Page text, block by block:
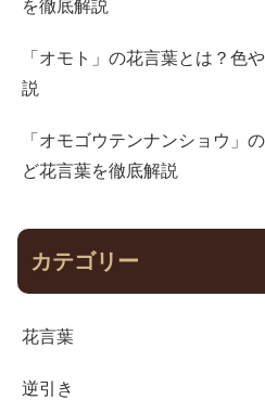
を徹底解説
「オモト」の花言葉とは？色
説
「オモゴウテンナンショウ」
ど花言葉を徹底解説
カテゴリー
花言葉
逆引き